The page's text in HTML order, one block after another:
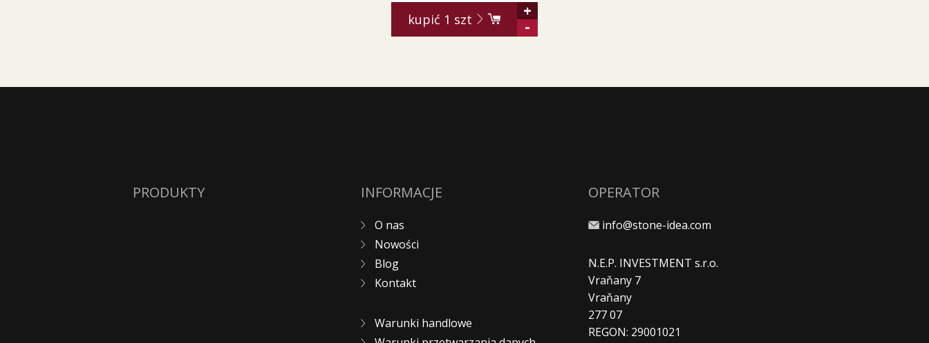
kupić 1 szt
+
-
PRODUKTY INFORMACJE
O nas
Nowości
Blog
Kontakt
Warunki handlowe
OPERATOR
info@stone-idea.com
N.E.P. INVESTMENT s.r.o.
Vraňany 7
Vraňany
277 07
REGON: 29001021